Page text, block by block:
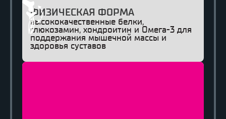
ФИЗИЧЕСКАЯ ФОРМА
высококачественные белки,
глюкозамин, хондроитин и Омега-3 для
поддержания мышечной массы и
здоровья суставов